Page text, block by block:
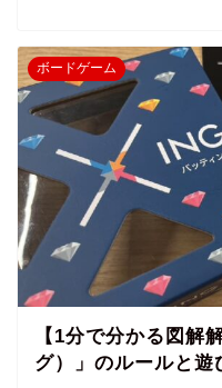
ボードゲーム
【1分で分かる図解
グ）」のルールと遊